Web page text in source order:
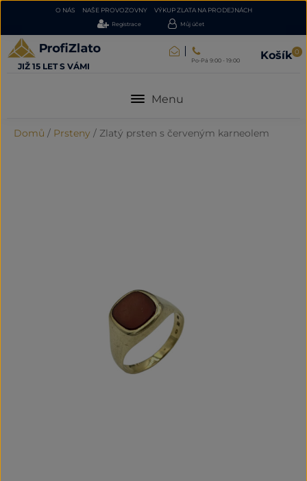
O NÁS NAŠE PROVOZOVNY VÝKUP ZLATA NA PRODEJNÁCH
Registrace Můj účet
JIŽ 15 LET S VÁMI
Po-Pá 9:00 - 19:00 Košík 0
Menu
Domů / Prsteny / Zlatý prsten s červeným karneolem